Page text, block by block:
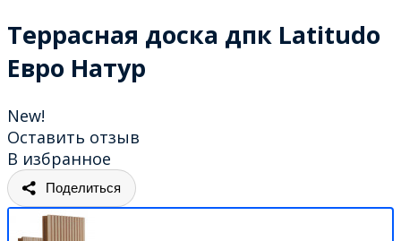
Террасная доска дпк Latitudo
Евро Натур
New!
Оставить отзыв
В избранное
Поделиться